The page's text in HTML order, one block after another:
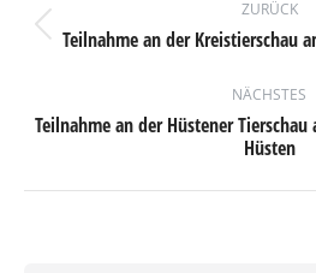
ZURÜCK
Teilnahme an der Kreistierschau
NÄCHSTES
Teilnahme an der Hüstener
Hüsten